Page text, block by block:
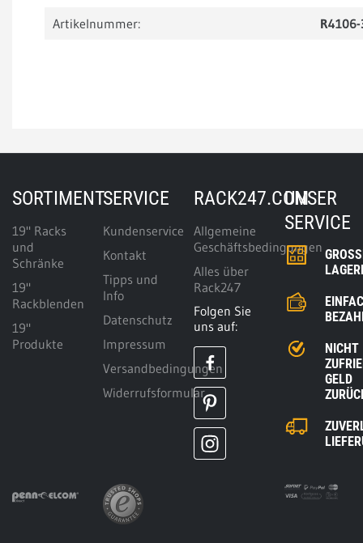
Artikelnummer:
SORTIMENT
19" Racks
und
Schränke
19"
Rackblenden
19"
Produkte
SERVICE
Kundenservice
Kontakt
Tipps und
Info
Datenschutz
Impressum
Versandbedingungen
Widerrufsformular
RACK247.COM
Allgemeine
Geschäftsbedingungen
Alles über
Rack247
Folgen Sie
uns auf:
UNSER
SERVICE
NICHT
GELD